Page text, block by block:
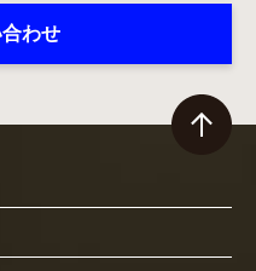
わせ